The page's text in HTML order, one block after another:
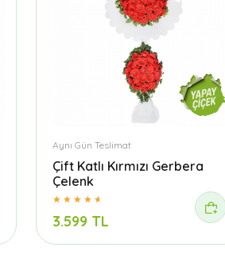
Aynı Gün Teslimat
Çift Katlı Kırmızı Gerbera
Çelenk
3.599 TL